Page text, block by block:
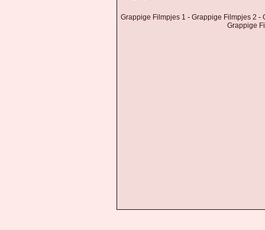
Grappige Filmpjes 1 -Grappige Filmpjes 2 -
Grappige